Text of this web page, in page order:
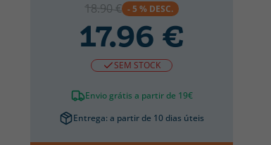
18.90 € - 5 % DESC.
17.96 €
SEM STOCK
Envio grátis a partir de 19€
Entrega: a partir de 10 dias úteis